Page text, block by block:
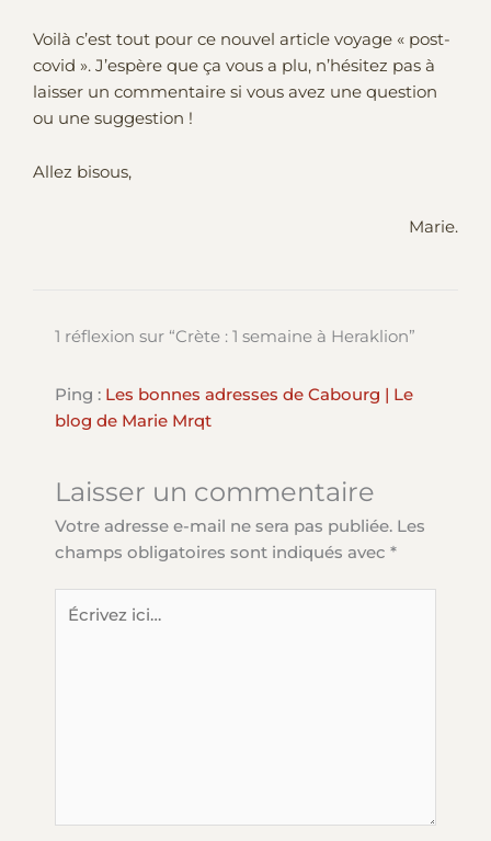
Voilà c’est tout pour ce nouvel article voyage « post-
covid ». J’espère que ça vous a plu, n’hésitez pas à
laisser un commentaire si vous avez une question
ou une suggestion !
Allez bisous,
Marie.
1 réflexion sur “Crète : 1 semaine à Heraklion”
Ping : Les bonnes adresses de Cabourg | Le
blog de Marie Mrqt
Laisser un commentaire
Votre adresse e-mail ne sera pas publiée. Les
champs obligatoires sont indiqués avec *